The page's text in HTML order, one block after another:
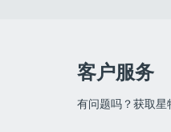
客户服务
有问题吗？获取星